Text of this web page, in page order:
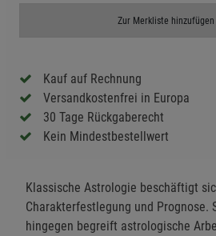
Zur Merkliste hinzufügen
Kauf auf Rechnung
Versandkostenfrei in Europa
30 Tage Rückgaberecht
Kein Mindestbestellwert
Klassische Astrologie beschäftigt
Charakterfestlegung und Prognose.
hingegen begreift astrologische